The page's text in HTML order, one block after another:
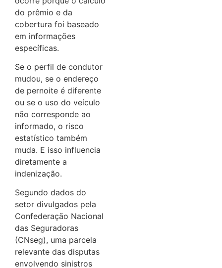
do prêmio e da
cobertura foi baseado
em informações
específicas.
Se o perfil de condutor
mudou, se o endereço
de pernoite é diferente
ou se o uso do veículo
não corresponde ao
informado, o risco
estatístico também
muda. E isso influencia
diretamente a
indenização.
Segundo dados do
setor divulgados pela
Confederação Nacional
das Seguradoras
(CNseg), uma parcela
relevante das disputas
envolvendo sinistros